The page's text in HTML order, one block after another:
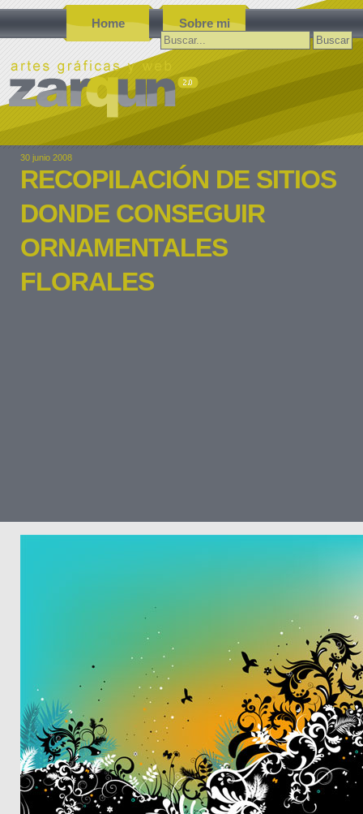
Home Sobre mi
Buscar:
30 junio 2008
RECOPILACIÓN DE SITIOS
DONDE CONSEGUIR
ORNAMENTALES
FLORALES